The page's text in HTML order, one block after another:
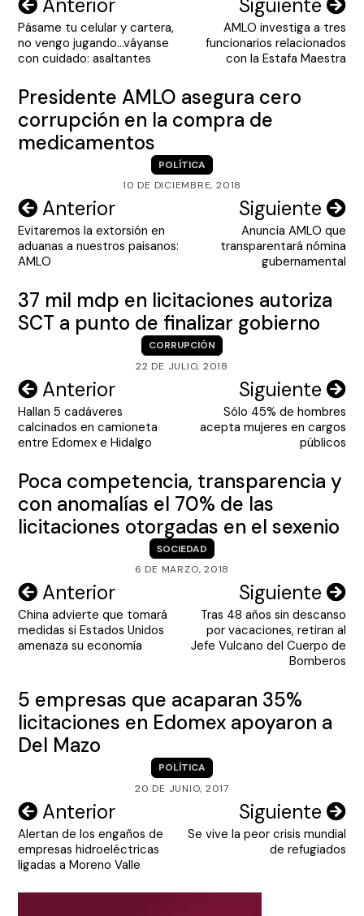
de
entradas
Anterior
Pásame tu celular y cartera,
no vengo jugando…váyanse
con cuidado: asaltantes
Siguiente
AMLO investiga a tres
funcionarios relacionados
con la Estafa Maestra
Presidente AMLO asegura cero
corrupción en la compra de
medicamentos
POLÍTICA
10 DE DICIEMBRE, 2018
Navegación
de
entradas
Anterior
Evitaremos la extorsión en
aduanas a nuestros paisanos:
AMLO
Siguiente
Anuncia AMLO que
transparentará nómina
gubernamental
37 mil mdp en licitaciones autoriza
SCT a punto de finalizar gobierno
CORRUPCIÓN
22 DE JULIO, 2018
Navegación
de
entradas
Anterior
Hallan 5 cadáveres
calcinados en camioneta
entre Edomex e Hidalgo
Siguiente
Sólo 45% de hombres
acepta mujeres en cargos
públicos
Poca competencia, transparencia y
con anomalías el 70% de las
licitaciones otorgadas en el sexenio
SOCIEDAD
6 DE MARZO, 2018
Navegación
de
entradas
Anterior
China advierte que tomará
medidas si Estados Unidos
amenaza su economía
Siguiente
Tras 48 años sin descanso
por vacaciones, retiran al
Jefe Vulcano del Cuerpo de
Bomberos
5 empresas que acaparan 35%
licitaciones en Edomex apoyaron a
Del Mazo
POLÍTICA
20 DE JUNIO, 2017
Navegación
de
entradas
Anterior
Alertan de los engaños de
empresas hidroeléctricas
ligadas a Moreno Valle
Siguiente
Se vive la peor crisis mundial
de refugiados